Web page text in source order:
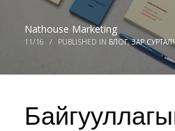
Nathouse Marketing
11/16 / PUBLISHED IN БЛОГ,ЗАР